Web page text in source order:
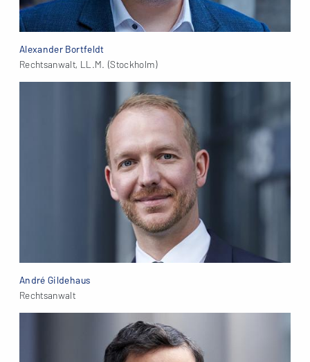
Alexander Bortfeldt
Rechtsanwalt, LL.M. (Stockholm)
André Gildehaus
Rechtsanwalt